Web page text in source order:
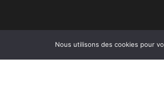
Nous utilisons des cookies pour